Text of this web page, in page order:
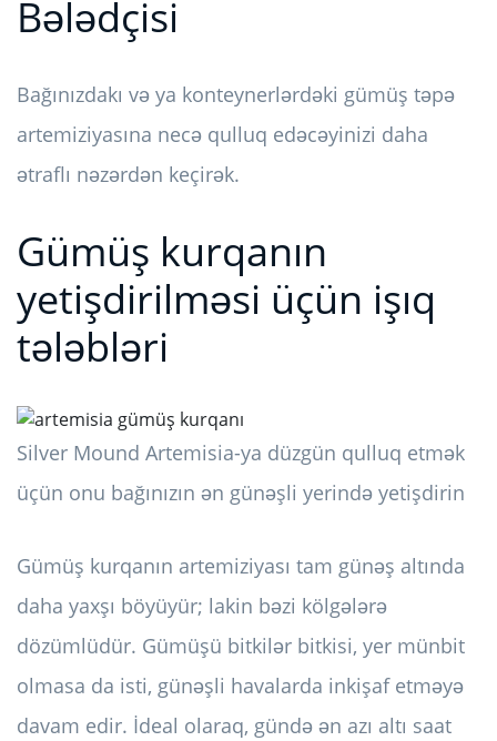
Bələdçisi
Bağınızdakı və ya konteynerlərdəki gümüş təpə
artemiziyasına necə qulluq edəcəyinizi daha
ətraflı nəzərdən keçirək.
Gümüş kurqanın
yetişdirilməsi üçün işıq
tələbləri
Silver Mound Artemisia-ya düzgün qulluq etmək
üçün onu bağınızın ən günəşli yerində yetişdirin
Gümüş kurqanın artemiziyası tam günəş altında
daha yaxşı böyüyür; lakin bəzi kölgələrə
dözümlüdür. Gümüşü bitkilər bitkisi, yer münbit
olmasa da isti, günəşli havalarda inkişaf etməyə
davam edir. İdeal olaraq, gündə ən azı altı saat